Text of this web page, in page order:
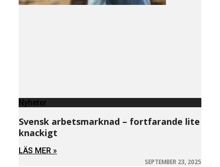
Nyheter
Svensk arbetsmarknad – fortfarande lite
knackigt
LÄS MER »
SEPTEMBER 23, 2025